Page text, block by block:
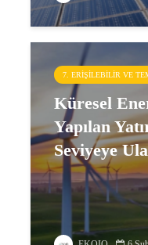
7. ERIŞILEBILIR VE
Küresel
Yapılan
Seviyeye